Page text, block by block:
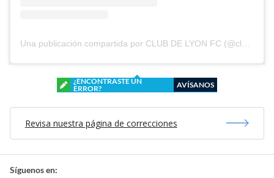
¿ENCONTRASTE UN
ERROR?
AVÍSANOS
Revisa nuestra página de correcciones
Síguenos en: